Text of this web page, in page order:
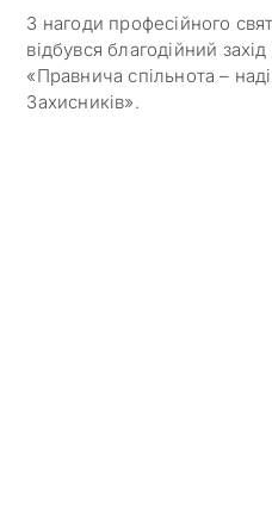
З нагоди професійного
відбувся благодійний
«Правнича спільнота –
Захисників».